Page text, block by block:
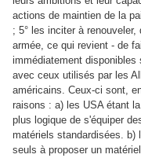
actions de maintien de la
; 5° les inciter à
armée, ce qui revient - de
immédiatement disponibles
avec ceux utilisés par les
américains. Ceux-ci sont,
raisons : a) les USA étant
plus logique de s'équiper
matériels standardisées.
seuls à proposer un